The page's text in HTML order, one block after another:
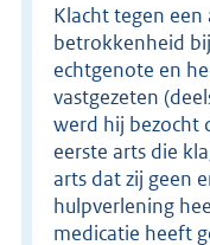
Klacht tegen een
betrokkenheid
echtgenote en
vastgezeten
werd hij bezocht
eerste arts die
arts dat zij geen
hulpverlening
medicatie heeft